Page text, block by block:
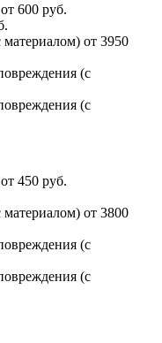
600 руб.
от 3950
(с
(с
от 450 руб.
материалом) от 3800
(с
(с